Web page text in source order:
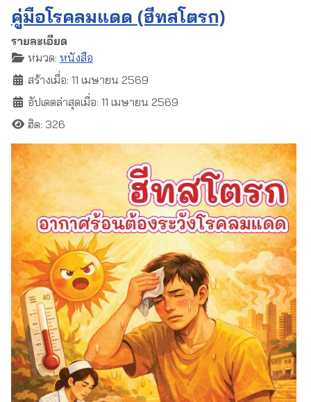
คู่มือโรคลมแดด (ฮีทสโตรก)
รายละเอียด
หมวด: หนังสือ
สร้างเมื่อ: 11 เมษายน 2569
อัปเดตล่าสุดเมื่อ: 11 เมษายน 2569
ฮิต: 326